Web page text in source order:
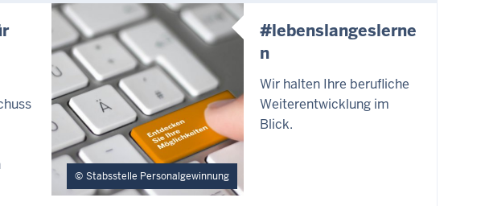
Stabsstelle Personalgewinnung
#lebenslangeslerne
n
Wir halten Ihre berufliche
Weiterentwicklung im
Blick.